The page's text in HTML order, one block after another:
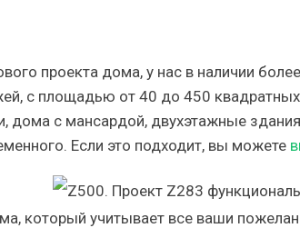
проекта дома, у нас в наличии
с площадью от 40 до 450
дома с мансардой, двухэтажные
Если это подходит, вы можете
который учитывает все ваши